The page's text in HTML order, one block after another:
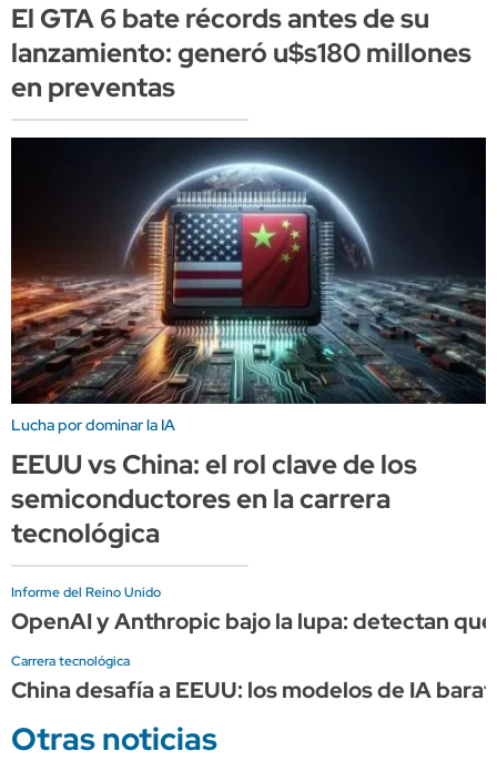
El GTA 6 bate récords antes de su
lanzamiento: generó u$s180 millones
en preventas
Lucha por dominar la IA
EEUU vs China: el rol clave de los
semiconductores en la carrera
tecnológica
Informe del Reino Unido
OpenAI y Anthropic bajo la lupa: detectan
Carrera tecnológica
China desafía a EEUU: los modelos de IA
Otras noticias